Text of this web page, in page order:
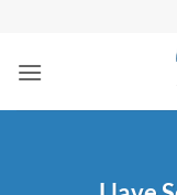
contenido